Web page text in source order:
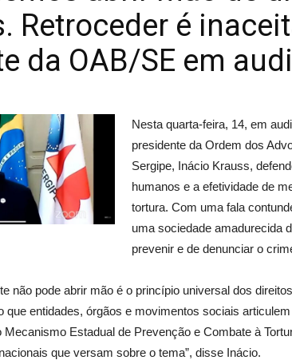
Retroceder é
da OAB/SE em
Nesta quarta-feira, 14, em
presidente da Ordem dos
Sergipe, Inácio Krauss,
humanos e a efetividade de
tortura. Com uma fala
uma sociedade amadurecida
prevenir e de denunciar o
não pode abrir mão é o princípio universal dos
que entidades, órgãos e movimentos sociais
Mecanismo Estadual de Prevenção e Combate à
que versam sobre o tema”, disse Inácio.